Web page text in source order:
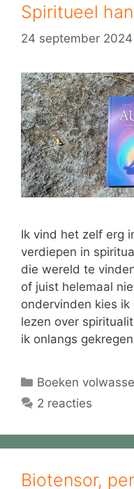
Spiritueel
24 september 2024
Ik vind het zelf erg
verdiepen in
die wereld te
of juist helemaal
ondervinden kies
lezen over
ik onlangs
Categorieën
Boeken
2 reacties
Biotensor,